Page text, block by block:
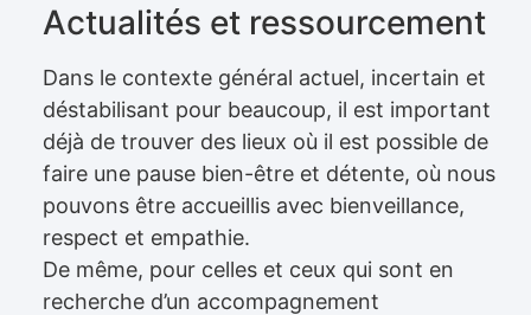
Actualités et ressourcement
Dans le contexte général actuel, incertain et
déstabilisant pour beaucoup, il est important
déjà de trouver des lieux où il est possible de
faire une pause bien-être et détente, où nous
pouvons être accueillis avec bienveillance,
respect et empathie.
De même, pour celles et ceux qui sont en
recherche d’un accompagnement